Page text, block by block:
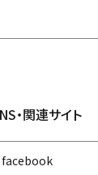
・関連サイト
facebook